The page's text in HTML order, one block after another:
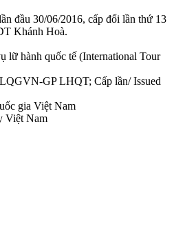
đầu 30/06/2016, cấp đổi lần thứ 13
Khánh Hoà.
lữ hành quốc tế (International Tour
GP LHQT; Cấp lần/ Issued
gia Việt Nam
Việt Nam